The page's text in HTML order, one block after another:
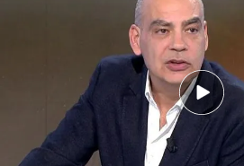
Unas palabras que han sido
presentador de ‘En boca de
señor Mazón ha perdido el
que se quedó con el rey,
se iba orgulloso y sacando